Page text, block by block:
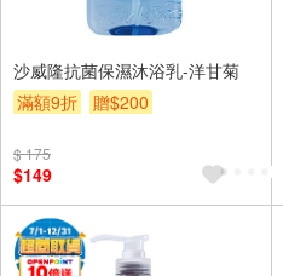
沙威隆抗菌保濕沐浴乳-洋甘菊
滿額9折
贈$200
$ 175
$149